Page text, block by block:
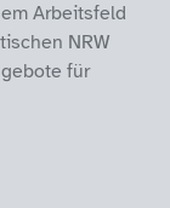
Arbeitsfeld
NRW
für